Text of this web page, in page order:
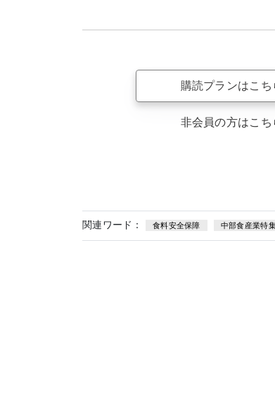
購読プランはこち
非会員の方はこち
関連ワード： 食料安全保障 中部食産業特